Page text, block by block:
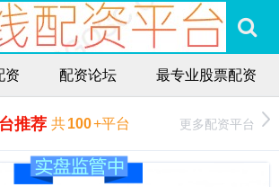
资 配资论坛 最专业股票配资
推荐 共100+平台 更多配资平台